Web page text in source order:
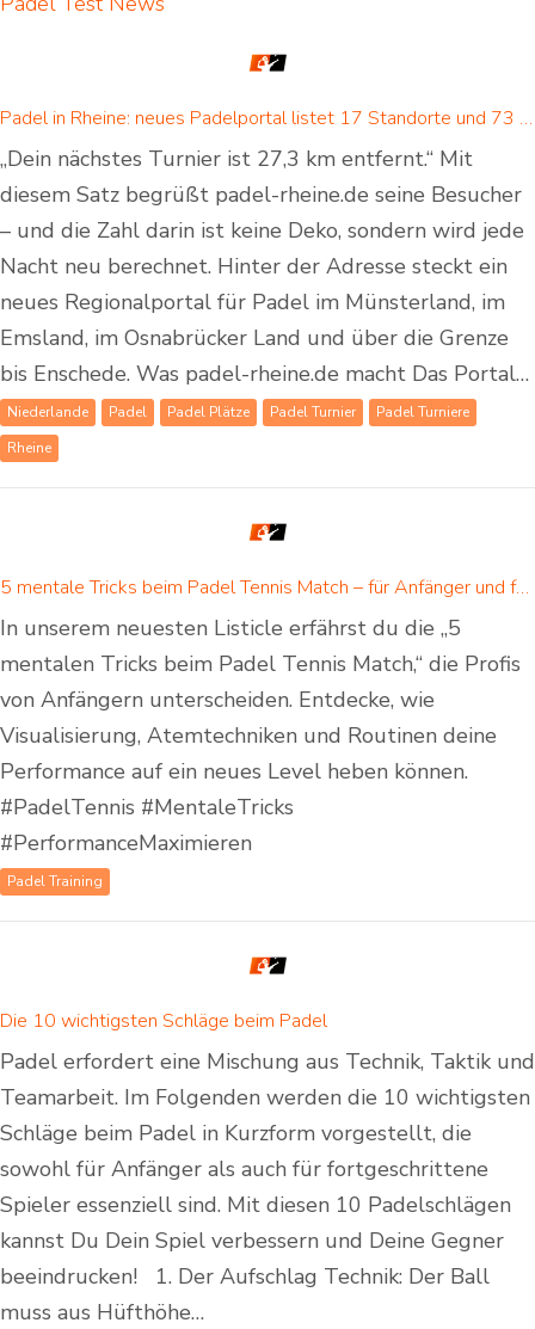
Padel in Rheine: neues Padelportal listet 17 Standorte und 73 Padel-Courts in Rheine und Umgebung
„Dein nächstes Turnier ist 27,3 km entfernt.“ Mit
diesem Satz begrüßt padel-rheine.de seine Besucher
– und die Zahl darin ist keine Deko, sondern wird jede
Nacht neu berechnet. Hinter der Adresse steckt ein
neues Regionalportal für Padel im Münsterland, im
Emsland, im Osnabrücker Land und über die Grenze
bis Enschede. Was padel-rheine.de macht Das Portal…
Niederlande Padel Padel Plätze Padel Turnier
Padel Turniere
Rheine
5 mentale Tricks beim Padel Tennis Match – für Anfänger und fortgeschrittene Padelspieler
In unserem neuesten Listicle erfährst du die „5
mentalen Tricks beim Padel Tennis Match,“ die Profis
von Anfängern unterscheiden. Entdecke, wie
Visualisierung, Atemtechniken und Routinen deine
Performance auf ein neues Level heben können.
#PadelTennis #MentaleTricks
#PerformanceMaximieren
Padel Training
Die 10 wichtigsten Schläge beim Padel
Padel erfordert eine Mischung aus Technik, Taktik und
Teamarbeit. Im Folgenden werden die 10 wichtigsten
Schläge beim Padel in Kurzform vorgestellt, die
sowohl für Anfänger als auch für fortgeschrittene
Spieler essenziell sind. Mit diesen 10 Padelschlägen
kannst Du Dein Spiel verbessern und Deine Gegner
beeindrucken! 1. Der Aufschlag Technik: Der Ball
muss aus Hüfthöhe…